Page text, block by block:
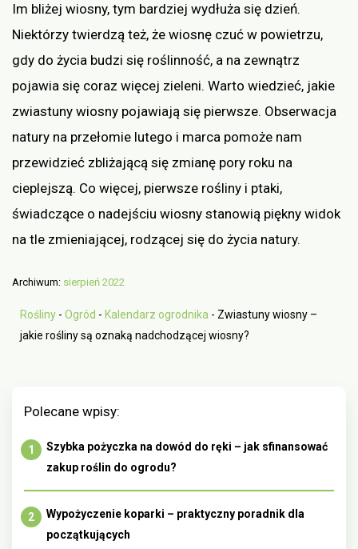
Im bliżej wiosny, tym bardziej wydłuża się dzień.
Niektórzy twierdzą też, że wiosnę czuć w powietrzu,
gdy do życia budzi się roślinność, a na zewnątrz
pojawia się coraz więcej zieleni. Warto wiedzieć, jakie
zwiastuny wiosny pojawiają się pierwsze. Obserwacja
natury na przełomie lutego i marca pomoże nam
przewidzieć zbliżającą się zmianę pory roku na
cieplejszą. Co więcej, pierwsze rośliny i ptaki,
świadczące o nadejściu wiosny stanowią piękny widok
na tle zmieniającej, rodzącej się do życia natury.
Archiwum: sierpień 2022
Rośliny - Ogród - Kalendarz ogrodnika - Zwiastuny wiosny –
jakie rośliny są oznaką nadchodzącej wiosny?
Polecane wpisy:
Szybka pożyczka na dowód do ręki – jak sfinansować
zakup roślin do ogrodu?
Wypożyczenie koparki – praktyczny poradnik dla
początkujących